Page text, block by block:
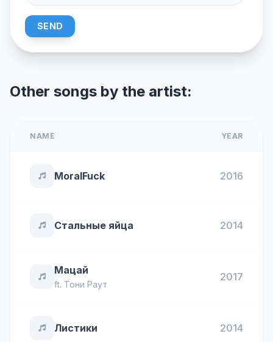
SEND
Other songs by the artist:
NAME YEAR
MoralFuck 2016
Стальные яйца 2014
Мацай
ft. Тони Раут
2017
Листики 2014